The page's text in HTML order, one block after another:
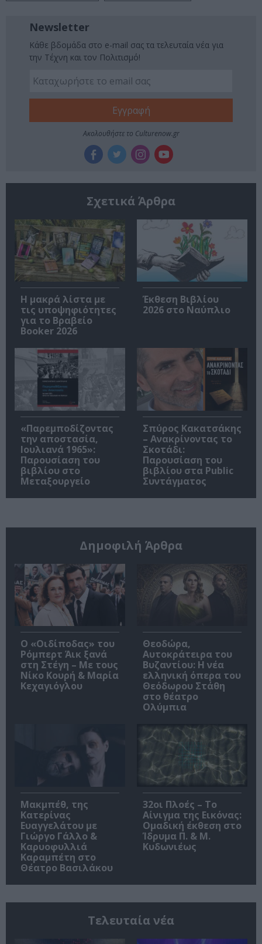
Newsletter
Κάθε βδομάδα στο e-mail σας τα τελευταία νέα για
την Τέχνη και τον Πολιτισμό!
Ακολουθήστε το Culturenow.gr
Σχετικά Άρθρα
Η μακρά λίστα με
τις υποψηφιότητες
για το Βραβείο
Booker 2026
Έκθεση Βιβλίου
2026 στο Ναύπλιο
«Παρεμποδίζοντας
την αποστασία,
Ιουλιανά 1965»:
Παρουσίαση του
βιβλίου στο
Μεταξουργείο
Σπύρος Κακατσάκης
– Ανακρίνοντας το
Σκοτάδι:
Παρουσίαση του
βιβλίου στα Public
Συντάγματος
Δημοφιλή Άρθρα
O «Οιδίποδας» του
Ρόμπερτ Άικ ξανά
στη Στέγη – Με τους
Νίκο Κουρή & Μαρία
Κεχαγιόγλου
Θεοδώρα,
Αυτοκράτειρα του
Βυζαντίου: Η νέα
ελληνική όπερα του
Θεόδωρου Στάθη
στο θέατρο
Ολύμπια
Μακμπέθ, της
Κατερίνας
Ευαγγελάτου με
Γιώργο Γάλλο &
Καρυοφυλλιά
Καραμπέτη στο
Θέατρο Βασιλάκου
32οι Πλοές – Το
Αίνιγμα της Εικόνας:
Ομαδική έκθεση στο
Ίδρυμα Π. & Μ.
Κυδωνιέως
Τελευταία νέα